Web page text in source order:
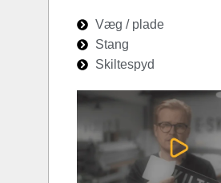
Væg / plade
Stang
Skiltespyd